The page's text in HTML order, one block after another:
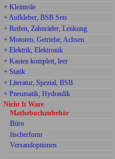
+ Kleinteile
+ Aufkleber, BSB Sets
+ Reifen, Zahnräder, Lenkung
+ Motoren, Getriebe, Achsen
+ Elektrik, Elektronik
+ Kasten komplett, leer
+ Statik
+ Literatur, Spezial, BSB
+ Pneumatik, Hydraulik
Nicht ft Ware
Mathebuchzubehör
Büro
fischerform
Versandoptionen